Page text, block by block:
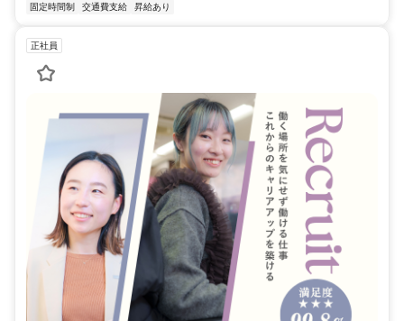
固定時間制 交通費支給 昇給あり
正社員